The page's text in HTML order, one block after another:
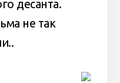
десанта.
не так